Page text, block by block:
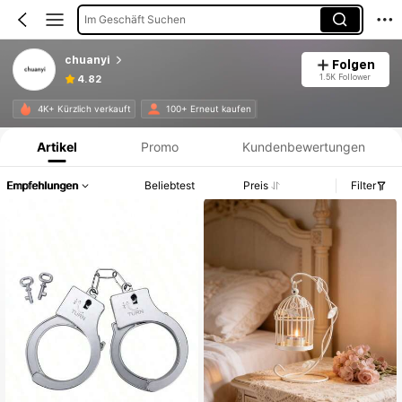
Im Geschäft Suchen
chuanyi
4.82
Folgen
1.5K Follower
4K+ Kürzlich verkauft 100+ Erneut kaufen
Produktinformation: Preisangabe, Verkaufs- und Lagerbestandsdetails.
Artikel Promo Kundenbewertungen
Empfehlungen Beliebtest Preis Filter